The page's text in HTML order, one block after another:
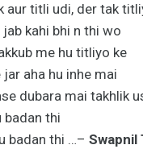
aur titli udi, der tak
kahi bhi n thi wo
me hu titliyo ke
aha hu inhe mai
dubara mai takhlik
badan thi
badan thi …– Swapnil